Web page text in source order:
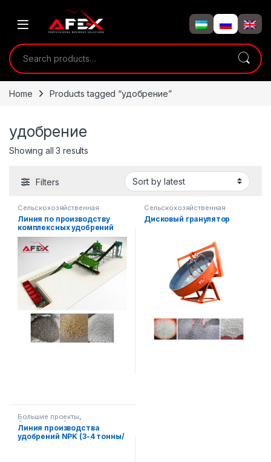
Search for:
Home Products tagged “удобрение”
удобрение
Showing all 3 results
Filters
Сельскохозяйственная
техника
Линия по производству
комплексных удобрений
Сельскохозяйственная
техника
Дисковый гранулятор
Большие проекты,
Сельскохозяйственная
техника
Линия производства
удобрений NPK (3-4 тонны/